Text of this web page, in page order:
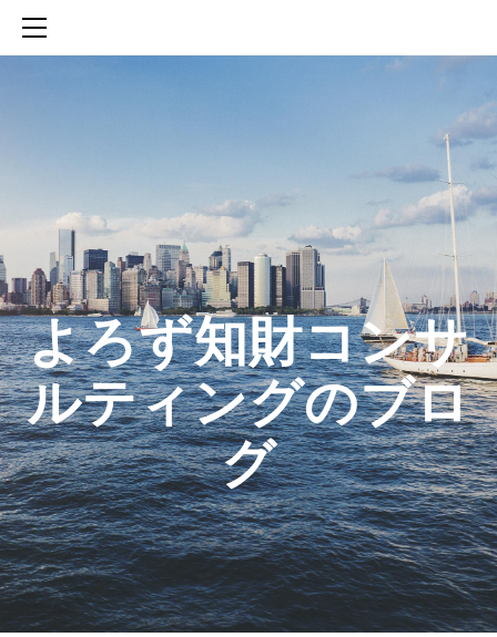
​よろず知財コンサ
ルティングのブロ
グ
SERVICES
知財活動のROICへの貢献
生成AIを活用した知財戦略の策定方法
生成AIとの「壁打ち」で、新たな発明を創出する方法